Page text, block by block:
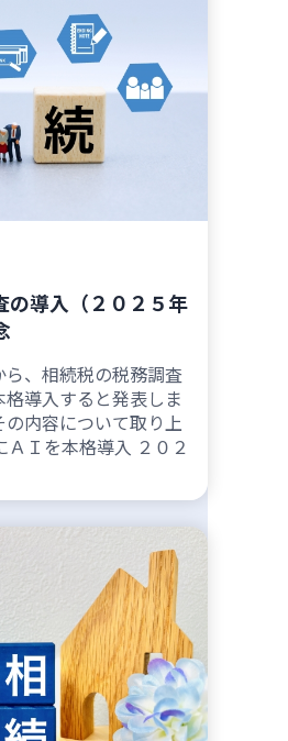
の導入（２０２５年
、相続税の税務調査
導入すると発表しま
内容について取り上
Ｉを本格導入 ２０２